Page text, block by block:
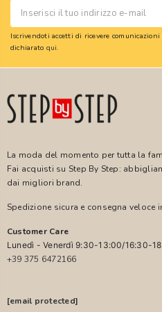
Iscrivendoti accetti di ricevere
dichiarato qui.
La moda del momento per tutta la
Fai acquisti su Step By Step:
dai migliori brand.
Spedizione sicura e consegna veloce
Customer Care
Lunedì - Venerdì 9:30-13:00/16:30-
+39 375 6472166
[email protected]